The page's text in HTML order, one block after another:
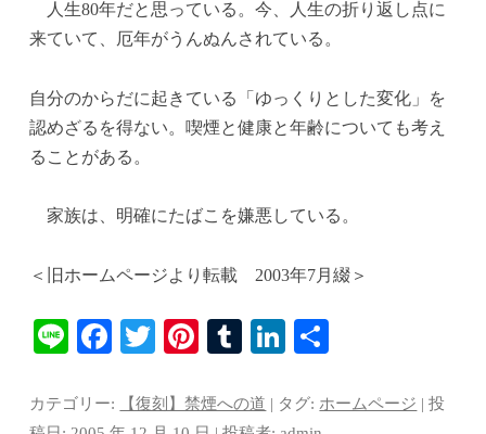
t
r
人生80年だと思っている。今、人生の折り返し点に
来ていて、厄年がうんぬんされている。
自分のからだに起きている「ゆっくりとした変化」を
認めざるを得ない。喫煙と健康と年齢についても考え
ることがある。
家族は、明確にたばこを嫌悪している。
＜旧ホームページより転載 2003年7月綴＞
Li
Fa
bo
T
tte
Pi
er
T
m
Li
ed
カテゴリー: 【復刻】禁煙への道 | タグ: ホームページ | 投